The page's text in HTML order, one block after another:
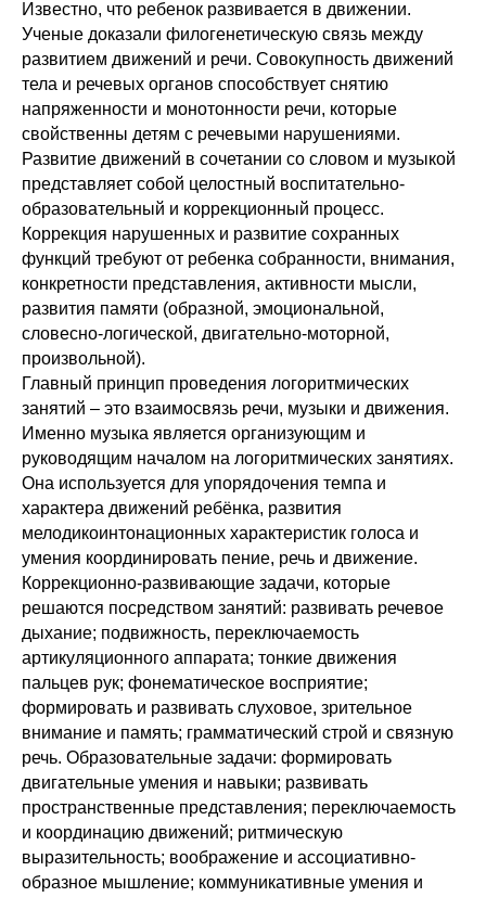
Известно, что ребенок развивается в движении.
Ученые доказали филогенетическую связь между
развитием движений и речи. Совокупность движений
тела и речевых органов способствует снятию
напряженности и монотонности речи, которые
свойственны детям с речевыми нарушениями.
Развитие движений в сочетании со словом и музыкой
представляет собой целостный воспитательно-
образовательный и коррекционный процесс.
Коррекция нарушенных и развитие сохранных
функций требуют от ребенка собранности, внимания,
конкретности представления, активности мысли,
развития памяти (образной, эмоциональной,
словесно-логической, двигательно-моторной,
произвольной).
Главный принцип проведения логоритмических
занятий – это взаимосвязь речи, музыки и движения.
Именно музыка является организующим и
руководящим началом на логоритмических занятиях.
Она используется для упорядочения темпа и
характера движений ребёнка, развития
мелодикоинтонационных характеристик голоса и
умения координировать пение, речь и движение.
Коррекционно-развивающие задачи, которые
решаются посредством занятий: развивать речевое
дыхание; подвижность, переключаемость
артикуляционного аппарата; тонкие движения
пальцев рук; фонематическое восприятие;
формировать и развивать слуховое, зрительное
внимание и память; грамматический строй и связную
речь. Образовательные задачи: формировать
двигательные умения и навыки; развивать
пространственные представления; переключаемость
и координацию движений; ритмическую
выразительность; воображение и ассоциативно-
образное мышление; коммуникативные умения и